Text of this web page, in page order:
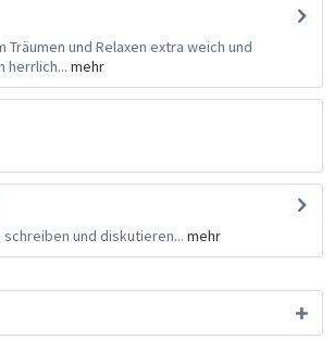
Träumen und Relaxen extra weich und
herrlich... mehr
und diskutieren... mehr